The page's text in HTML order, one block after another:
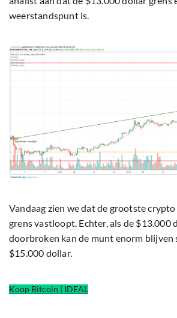
weerstandspunt is.
Vandaag zien we dat de grootste
grens vastloopt. Echter, als de $13.000
doorbroken kan de munt enorm blijven
$15.000 dollar.
Koop Bitcoin | IDEAL